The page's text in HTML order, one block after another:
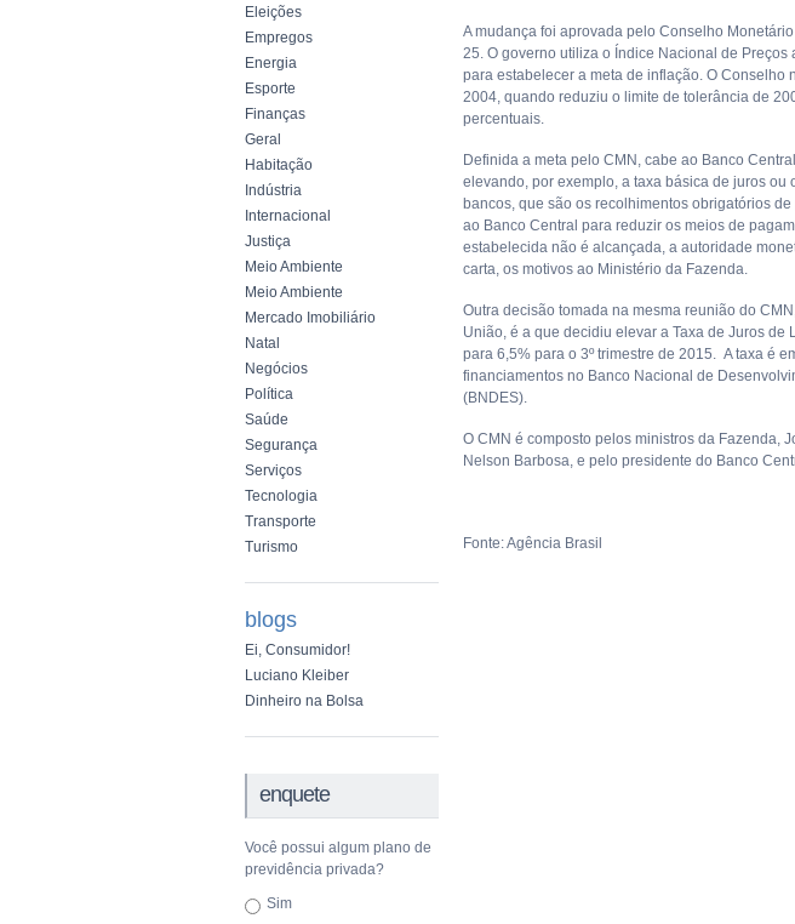
Eleições
Empregos
Energia
Esporte
Finanças
Geral
Habitação
Indústria
Internacional
Justiça
Meio Ambiente
Meio Ambiente
Mercado Imobiliário
Natal
Negócios
Política
Saúde
Segurança
Serviços
Tecnologia
Transporte
Turismo
blogs
Ei, Consumidor!
Luciano Kleiber
Dinheiro na Bolsa
enquete
Você possui algum plano de
previdência privada?
Sim
A mudança foi aprovada pelo Conselho
25. O governo utiliza o Índice Nacional de Preços
para estabelecer a meta de inflação. O Conselho
2004, quando reduziu o limite de tolerância de
percentuais.
Definida a meta pelo CMN, cabe ao Banco
elevando, por exemplo, a taxa básica de juros ou
bancos, que são os recolhimentos obrigatórios
ao Banco Central para reduzir os meios de
estabelecida não é alcançada, a autoridade
carta, os motivos ao Ministério da Fazenda.
Outra decisão tomada na mesma reunião do
União, é a que decidiu elevar a Taxa de Juros de
para 6,5% para o 3º trimestre de 2015. A taxa é
financiamentos no Banco Nacional de
(BNDES).
O CMN é composto pelos ministros da Fazenda,
Nelson Barbosa, e pelo presidente do Banco
Fonte: Agência Brasil